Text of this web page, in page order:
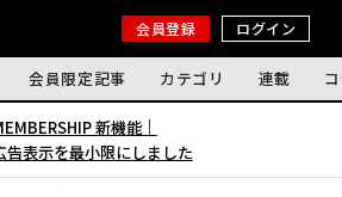
会員登録 ログイン
会員限定記事 カテゴリ 連載
新機能｜
表示を最小限にしました